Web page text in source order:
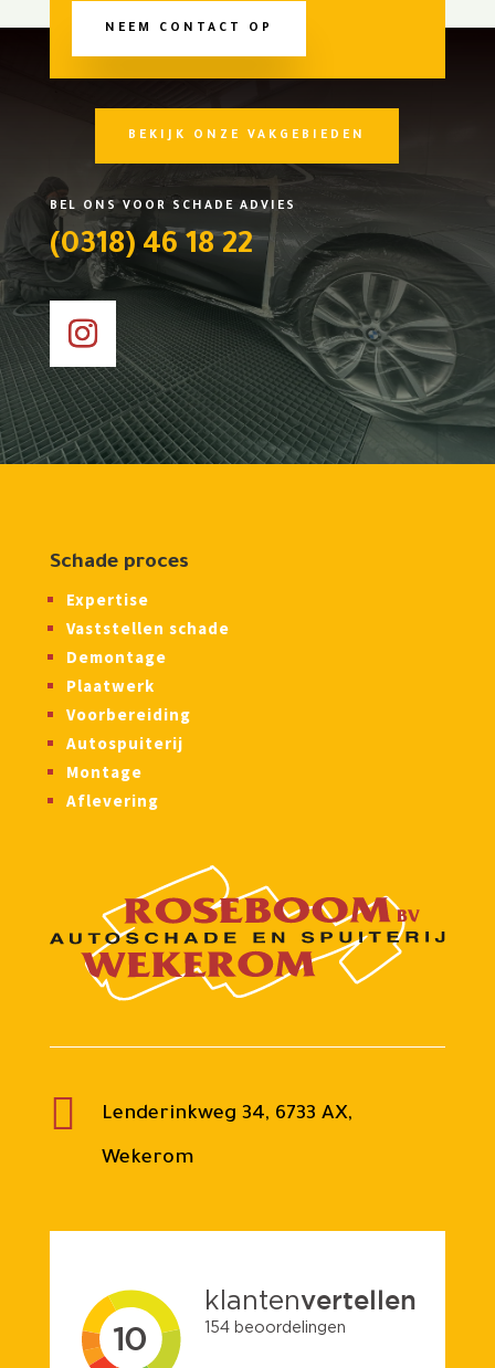
NEEM CONTACT OP
BEKIJK ONZE VAKGEBIEDEN
BEL ONS VOOR SCHADE ADVIES
(0318) 46 18 22
Schade proces
Expertise
Vaststellen schade
Demontage
Plaatwerk
Voorbereiding
Autospuiterij
Montage
Aflevering

Lenderinkweg 34, 6733 AX,
Wekerom